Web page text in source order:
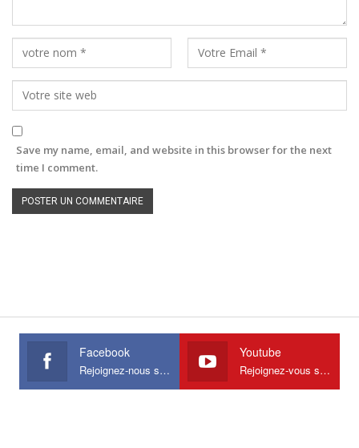
Save my name, email, and website in this browser for the next
time I comment.
Facebook
Rejoignez-nous sur Facebook
Youtube
Rejoignez-vous sur Youtube